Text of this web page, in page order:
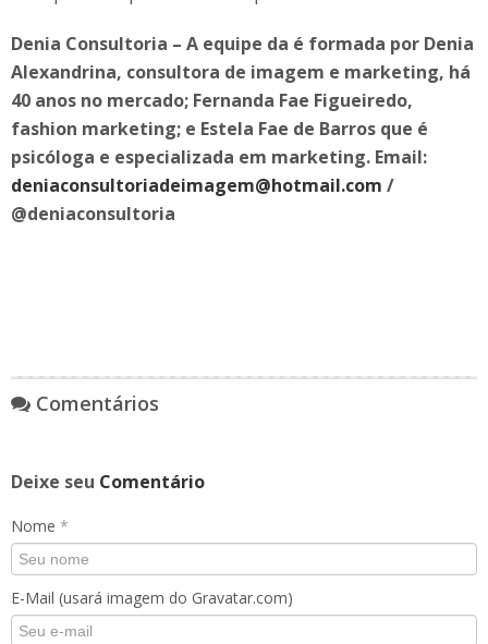
Denia Consultoria – A equipe da é formada por Denia
Alexandrina, consultora de imagem e marketing, há
40 anos no mercado; Fernanda Fae Figueiredo,
fashion marketing; e Estela Fae de Barros que é
psicóloga e especializada em marketing. Email:
deniaconsultoriadeimagem@hotmail.com /
@deniaconsultoria
Comentários
Deixe seu Comentário
Nome *
E-Mail (usará imagem do Gravatar.com)